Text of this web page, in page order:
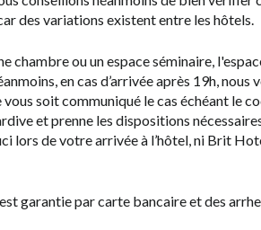
des variations existent entre les hôtels.
chambre ou un espace séminaire,
en cas d’arrivée après 19h,
soit communiqué le cas échéant le
et prenne les dispositions
lors de votre arrivée à l’hôtel, ni Brit
garantie par carte bancaire et des